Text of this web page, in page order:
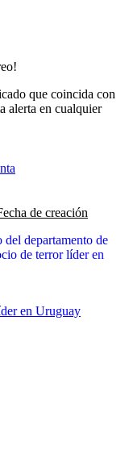
que coincida con
alerta en cualquier
de creación
en Uruguay